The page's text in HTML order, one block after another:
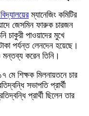
ম্যানেজিং কমিটির
জেসমিন ফারুক চারজন
চাকুরী পাওয়াদের মুখে
পর্যন্ত লেনদেন হয়েছে।
করেন তিনি।
শিক্ষক মিলনায়তনে চার
সভাপতি প্রার্থী
প্রার্থী ছিলেন তার